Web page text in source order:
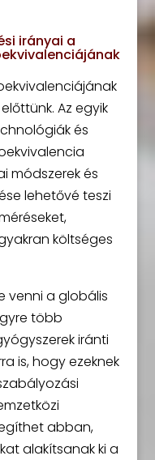
irányai a
Az egyik
és
módszerek és
lehetővé teszi
költséges
venni a globális
több
iránti
is, hogy ezeknek
abban,
alakítsanak ki a